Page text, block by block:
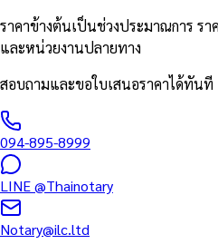
ราคาข้างต้นเป็นช่วงประมาณการ ร
และหน่วยงานปลายทาง
สอบถามและขอใบเสนอราคาได้ทันที
094-895-8999
LINE@Thainotary
Notary@ilc.ltd